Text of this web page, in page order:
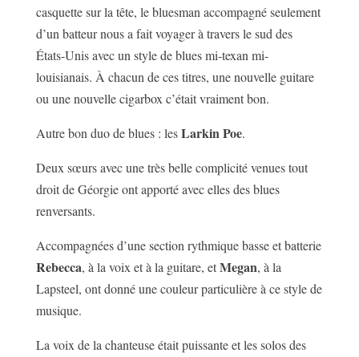
casquette sur la tête, le bluesman accompagné seulement
d’un batteur nous a fait voyager à travers le sud des
États-Unis avec un style de blues mi-texan mi-
louisianais. À chacun de ces titres, une nouvelle guitare
ou une nouvelle cigarbox c’était vraiment bon.
Autre bon duo de blues : lesLarkin Poe.
Deux sœurs avec une très belle complicité venues tout
droit de Géorgie ont apporté avec elles des blues
renversants.
Accompagnées d’une section rythmique basse et batterie
Rebecca, à la voix et à la guitare, etMegan, à la
Lapsteel, ont donné une couleur particulière à ce style de
musique.
La voix de la chanteuse était puissante et les solos des